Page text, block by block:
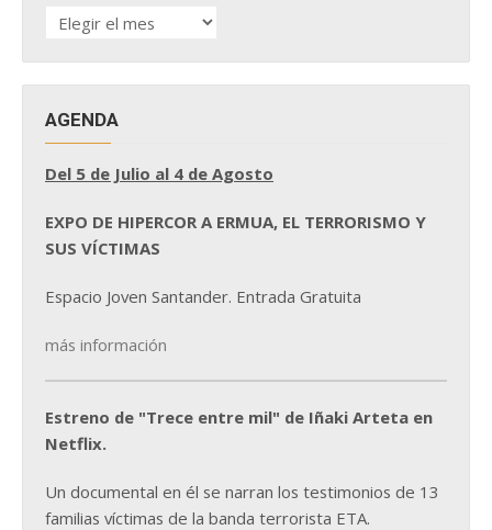
HISTÓRICO
DE
AGENDA
Del 5 de Julio al 4 de Agosto
EXPO DE HIPERCOR A ERMUA, EL TERRORISMO Y
SUS VÍCTIMAS
Espacio Joven Santander. Entrada Gratuita
más información
Estreno de "Trece entre mil" de Iñaki Arteta en
Netflix.
Un documental en él se narran los testimonios de 13
familias víctimas de la banda terrorista ETA.